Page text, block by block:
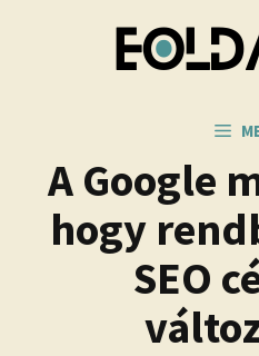
A Google
hogy
SEO